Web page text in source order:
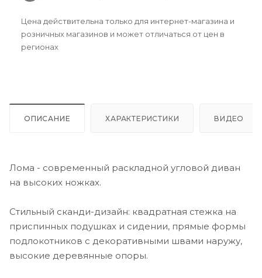
Цена действительна только для интернет-магазина и
розничных магазинов и может отличаться от цен в
регионах
ОПИСАНИЕ ХАРАКТЕРИСТИКИ ВИДЕО
Лома - современный раскладной угловой диван
на высоких ножках.
Стильный сканди-дизайн: квадратная стежка на
приспинных подушках и сидении, прямые формы
подлокотников с декоративными швами наружу,
высокие деревянные опоры.